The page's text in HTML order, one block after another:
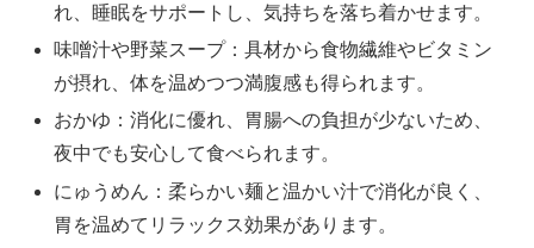
れ、睡眠をサポートし、気持ちを落ち着かせます。
味噌汁や野菜スープ：具材から食物繊維やビタミン
が摂れ、体を温めつつ満腹感も得られます。
おかゆ：消化に優れ、胃腸への負担が少ないため、
夜中でも安心して食べられます。
にゅうめん：柔らかい麺と温かい汁で消化が良く、
胃を温めてリラックス効果があります。